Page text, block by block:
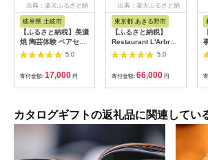
出典：楽天ふるさと納
岐阜県 土岐市
【ふるさと納税】美濃
焼 陶芸体験 ペアセッ
ト ひとり500gずつ
【はまぐり窯】
[MGG006]
5.0
寄付金額: 17,000 円
出典：楽天ふるさと納
東京都 あきる野市
【ふるさと納税】
Restaurant L'Arbre
でお使いいただけるお
食事券 18,000円分
【ラルブル】
【1505144】
5.0
寄付金額: 66,000 円
カタログギフトの返礼品に関連してい